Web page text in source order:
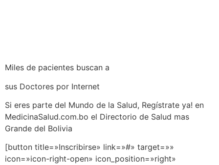
Miles de pacientes buscan a
sus Doctores por Internet
Si eres parte del Mundo de la Salud, Regístrate ya! en
MedicinaSalud.com.bo el Directorio de Salud mas
Grande del Bolivia
[button title=»Inscribirse» link=»#» target=»»
icon=»icon-right-open» icon_position=»right»